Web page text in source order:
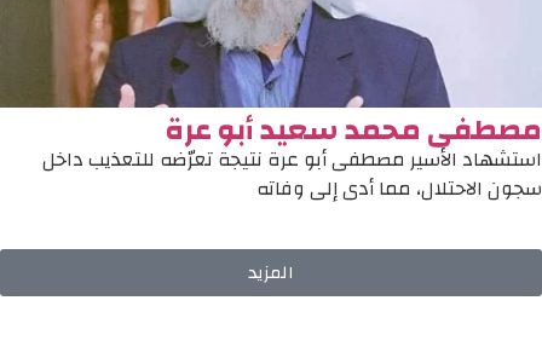
مصطفى محمد سعيد أبو عرة
استشهاد الأسير مصطفى أبو عرة نتيجة تعرّضه للتعذيب داخل
سجون الاحتلال، مما أدى إلى وفاته
المزيد